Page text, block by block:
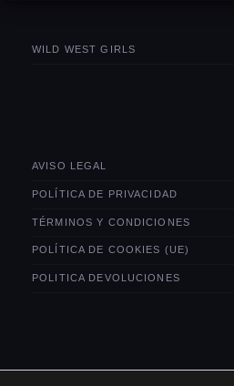
WILD WEST GIRLS
AVISO LEGAL
POLÍTICA DE PRIVACIDAD
TÉRMINOS Y CONDICIONES
POLÍTICA DE COOKIES (UE)
POLITICA DEVOLUCIONES